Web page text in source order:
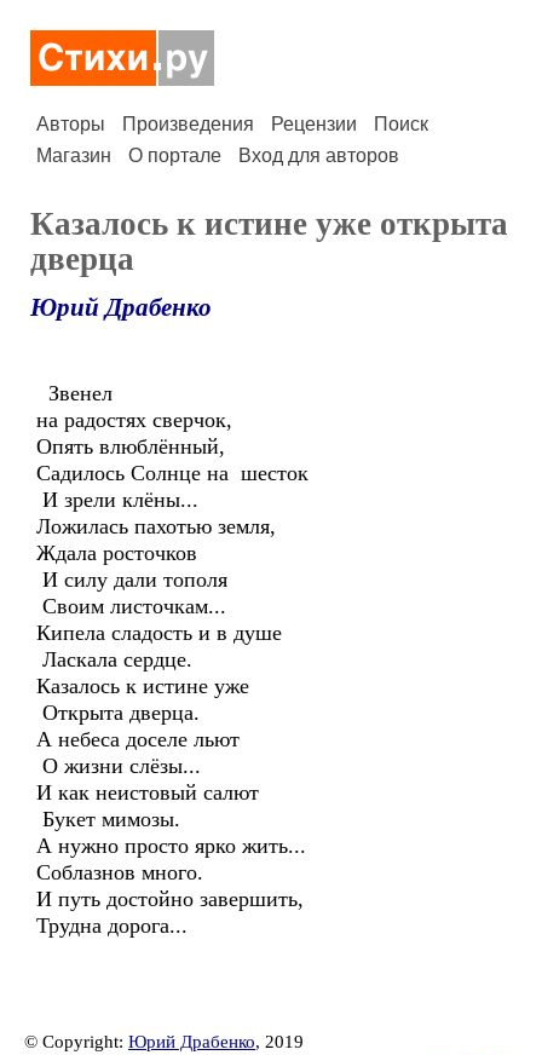
Авторы Произведения Рецензии
Поиск
Магазин
О портале Вход для авторов
Казалось к истине уже открыта
дверца
Юрий Драбенко
Звенел
на радостях сверчок,
Опять влюблённый,
Садилось Солнце на шесток
И зрели клёны...
Ложилась пахотью земля,
Ждала росточков
И силу дали тополя
Своим листочкам...
Кипела сладость и в душе
Ласкала сердце.
Казалось к истине уже
Открыта дверца.
А небеса доселе льют
О жизни слёзы...
И как неистовый салют
Букет мимозы.
А нужно просто ярко жить...
Соблазнов много.
И путь достойно завершить,
Трудна дорога...
© Copyright: Юрий Драбенко, 2019